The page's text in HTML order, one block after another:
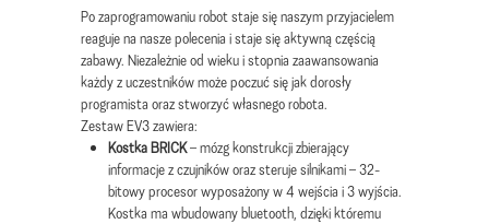
Po zaprogramowaniu robot staje się naszym przyjacielem
reaguje na nasze polecenia i staje się aktywną częścią
zabawy. Niezależnie od wieku i stopnia zaawansowania
każdy z uczestników może poczuć się jak dorosły
programista oraz stworzyć własnego robota.
Zestaw EV3 zawiera:
Kostka BRICK– mózg konstrukcji zbierający
informacje z czujników oraz steruje silnikami – 32-
bitowy procesor wyposażony w 4 wejścia i 3 wyjścia.
Kostka ma wbudowany bluetooth, dzięki któremu